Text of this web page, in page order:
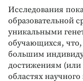
Исследования
образовательной
уникальными
обучающихся, что,
большим
достижениям (или
областях